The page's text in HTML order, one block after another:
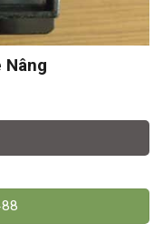
Nâng